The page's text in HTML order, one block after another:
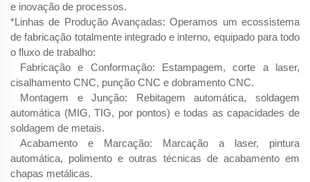
e inovação de processos.
*Linhas de Produção Avançadas: Operamos um ecossistema
de fabricação totalmente integrado e interno, equipado para todo
o fluxo de trabalho:
Fabricação e Conformação: Estampagem, corte a laser,
cisalhamento CNC, punção CNC e dobramento CNC.
Montagem e Junção: Rebitagem automática, soldagem
automática (MIG, TIG, por pontos) e todas as capacidades de
soldagem de metais.
Acabamento e Marcação: Marcação a laser, pintura
automática, polimento e outras técnicas de acabamento em
chapas metálicas.